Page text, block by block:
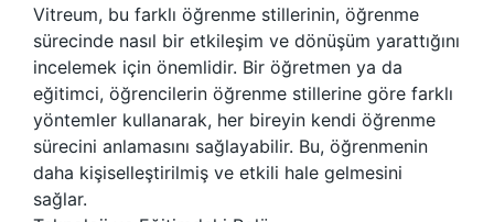
Vitreum, bu farklı öğrenme stillerinin, öğrenme
sürecinde nasıl bir etkileşim ve dönüşüm yarattığını
incelemek için önemlidir. Bir öğretmen ya da
eğitimci, öğrencilerin öğrenme stillerine göre farklı
yöntemler kullanarak, her bireyin kendi öğrenme
sürecini anlamasını sağlayabilir. Bu, öğrenmenin
daha kişiselleştirilmiş ve etkili hale gelmesini
sağlar.